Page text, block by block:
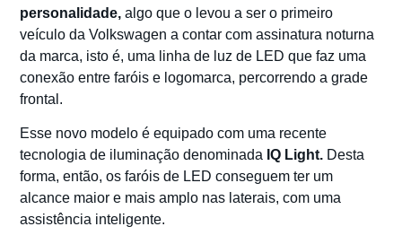
personalidade, algo que o levou a ser o primeiro
veículo da Volkswagen a contar com assinatura noturna
da marca, isto é, uma linha de luz de LED que faz uma
conexão entre faróis e logomarca, percorrendo a grade
frontal.
Esse novo modelo é equipado com uma recente
tecnologia de iluminação denominada IQ Light. Desta
forma, então, os faróis de LED conseguem ter um
alcance maior e mais amplo nas laterais, com uma
assistência inteligente.